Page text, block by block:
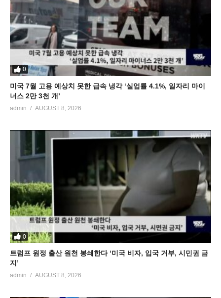
0
미국 7월 고용 예상치 못한 급속 냉각 ‘실업률 4.1%, 일자리 마이
너스 2만 3천 개’
admin AUGUST 8, 2026
0
트럼프 원정 출산 원천 봉쇄한다 ‘미국 비자, 입국 거부, 시민권 금
지’
admin AUGUST 8, 2026